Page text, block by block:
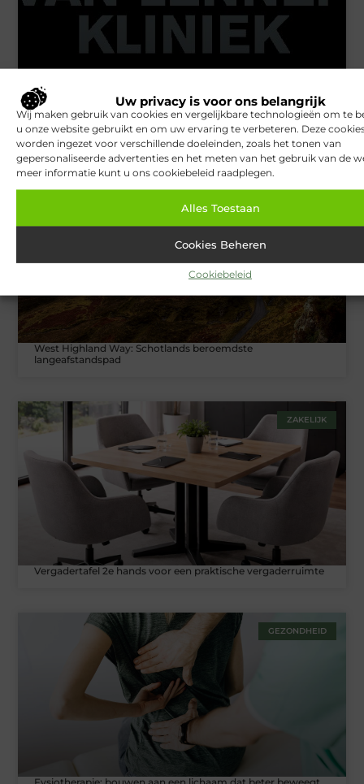
Uw privacy is voor ons belangrijk
Wij maken gebruik van cookies en vergelijkbare technologieën om te
u onze website gebruikt en om uw ervaring te verbeteren. Deze
worden ingezet voor verschillende doeleinden, zoals het tonen van
gepersonaliseerde advertenties en het meten van het gebruik van de
meer informatie kunt u ons cookiebeleid raadplegen.
Alles Toestaan
Cookies Beheren
Cookiebeleid
Van Lennep Kliniek: Expertise en esthetiek in perfecte balans
West Highland Way: Schotlands beroemdste
langeafstandspad
ZAKELIJK
Vergadertafel 2e hands voor een praktische vergaderruimte
GEZONDHEID